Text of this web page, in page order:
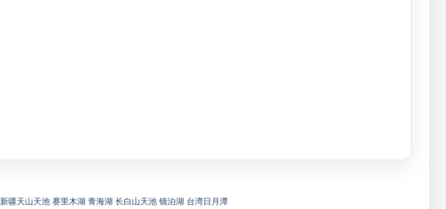
新疆天山天池 赛里木湖 青海湖 长白山天池 镜泊湖 台湾日月潭